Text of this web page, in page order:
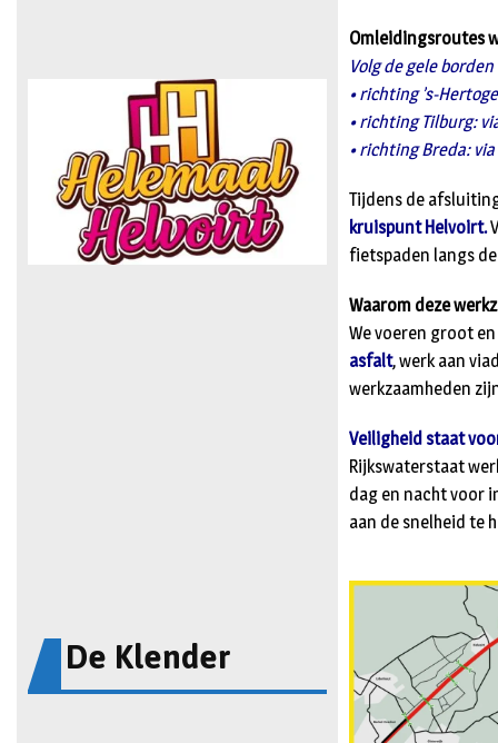
De Klender
Omleidingsroutes
Volg de gele
• richting ’s-
• richting Tilburg:
• richting Breda: via
Tijdens de
kruispunt Helvoirt.
fietspaden langs de
Waarom deze
We voeren groot
asfalt, werk aan
werkzaamheden
Veiligheid staat
Rijkswaterstaat
dag en nacht voor
aan de snelheid te